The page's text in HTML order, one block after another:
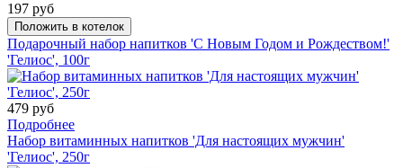
197 руб
Положить в котелок
Подарочный набор напитков 'С Новым Годом и Рождеством!'
'Гелиос', 100г
479 руб
Подробнее
Набор витаминных напитков 'Для настоящих мужчин'
'Гелиос', 250г